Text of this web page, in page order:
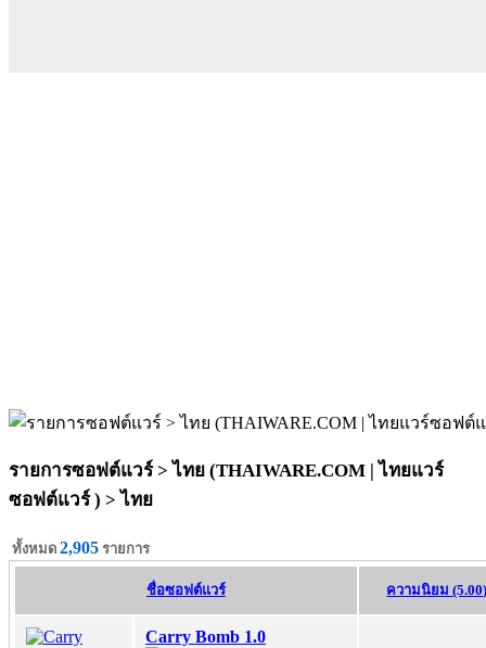
รายการซอฟต์แวร์ > ไทย (THAIWARE.COM | ไทยแวร์
ซอฟต์แวร์ ) >ไทย
ทั้งหมด 2,905 รายการ
ชื่อซอฟต์แวร์ ความนิยม
Carry Bomb 1.0